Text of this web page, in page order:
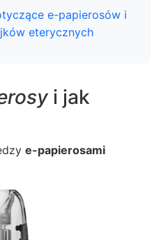
e-papierosów i
eterycznych
i jak
e-papierosami